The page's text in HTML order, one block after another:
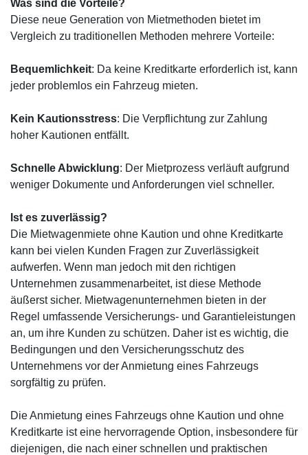
Was sind die Vorteile?
Diese neue Generation von Mietmethoden bietet im
Vergleich zu traditionellen Methoden mehrere Vorteile:
Bequemlichkeit: Da keine Kreditkarte erforderlich ist, kann
jeder problemlos ein Fahrzeug mieten.
Kein Kautionsstress: Die Verpflichtung zur Zahlung
hoher Kautionen entfällt.
Schnelle Abwicklung: Der Mietprozess verläuft aufgrund
weniger Dokumente und Anforderungen viel schneller.
Ist es zuverlässig?
Die Mietwagenmiete ohne Kaution und ohne Kreditkarte
kann bei vielen Kunden Fragen zur Zuverlässigkeit
aufwerfen. Wenn man jedoch mit den richtigen
Unternehmen zusammenarbeitet, ist diese Methode
äußerst sicher. Mietwagenunternehmen bieten in der
Regel umfassende Versicherungs- und Garantieleistungen
an, um ihre Kunden zu schützen. Daher ist es wichtig, die
Bedingungen und den Versicherungsschutz des
Unternehmens vor der Anmietung eines Fahrzeugs
sorgfältig zu prüfen.
Die Anmietung eines Fahrzeugs ohne Kaution und ohne
Kreditkarte ist eine hervorragende Option, insbesondere für
diejenigen, die nach einer schnellen und praktischen